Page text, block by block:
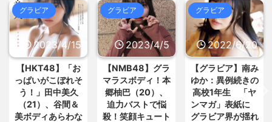
とめ : おすすめ NEW! (8/6 04:09)
【悲報】医者「娘さん、ダウン症
です」キラキラ女さん「人生終わ... /
おまとめ : おすすめ NEW! (8/6 04:09)
女「飲み会でモテたい男はトイレ
に行く時スマホを置いていけ」 / おま
とめ : おすすめ NEW! (8/6 04:00)
コロコロ楽し。落ちていたアルミ
缶を転がして遊ぶ野生のハリネズ... /
おまとめ : おすすめ NEW! (8/6 03:55)
兵庫県の左派の既得利権を斎藤知
事が全面廃止、「県が何をするね... /
いーあんてな(#ﾟｗﾟ) (8/6 02:16)
格安電気代のためにインフラ投資
を怠った韓国、朝鮮半島全域を猛... /
いーあんてな(#ﾟｗﾟ) (8/6 02:16)
（ ´_ゝ`） 蓮舫さん、ｘに投稿さ
れた被災地視察の高市首相... / いーあ
んてな(#ﾟｗﾟ)
(8/6 02:16)
中国「大洪水！」中国ダム「決
壊」地元民「公式発表より死者多い...
/ いーあんてな(#ﾟｗﾟ) (8/6 02:16)
グラビア
2023/4/15
【HKT48】「お
っぱいがこぼれそ
う！」田中美久
（21）、谷間＆
美ボディあらわな
グラビア
2023/4/5
【NMB48】グラ
マラスボディ！本
郷柚巴（20）、
迫力バストで悩
殺！笑顔キュート
グラビア
2022/6/20
【グラビア】南み
ゆか：異例続きの
高校1年生 「ヤ
ンマガ」表紙に
グラビア界が揺れ